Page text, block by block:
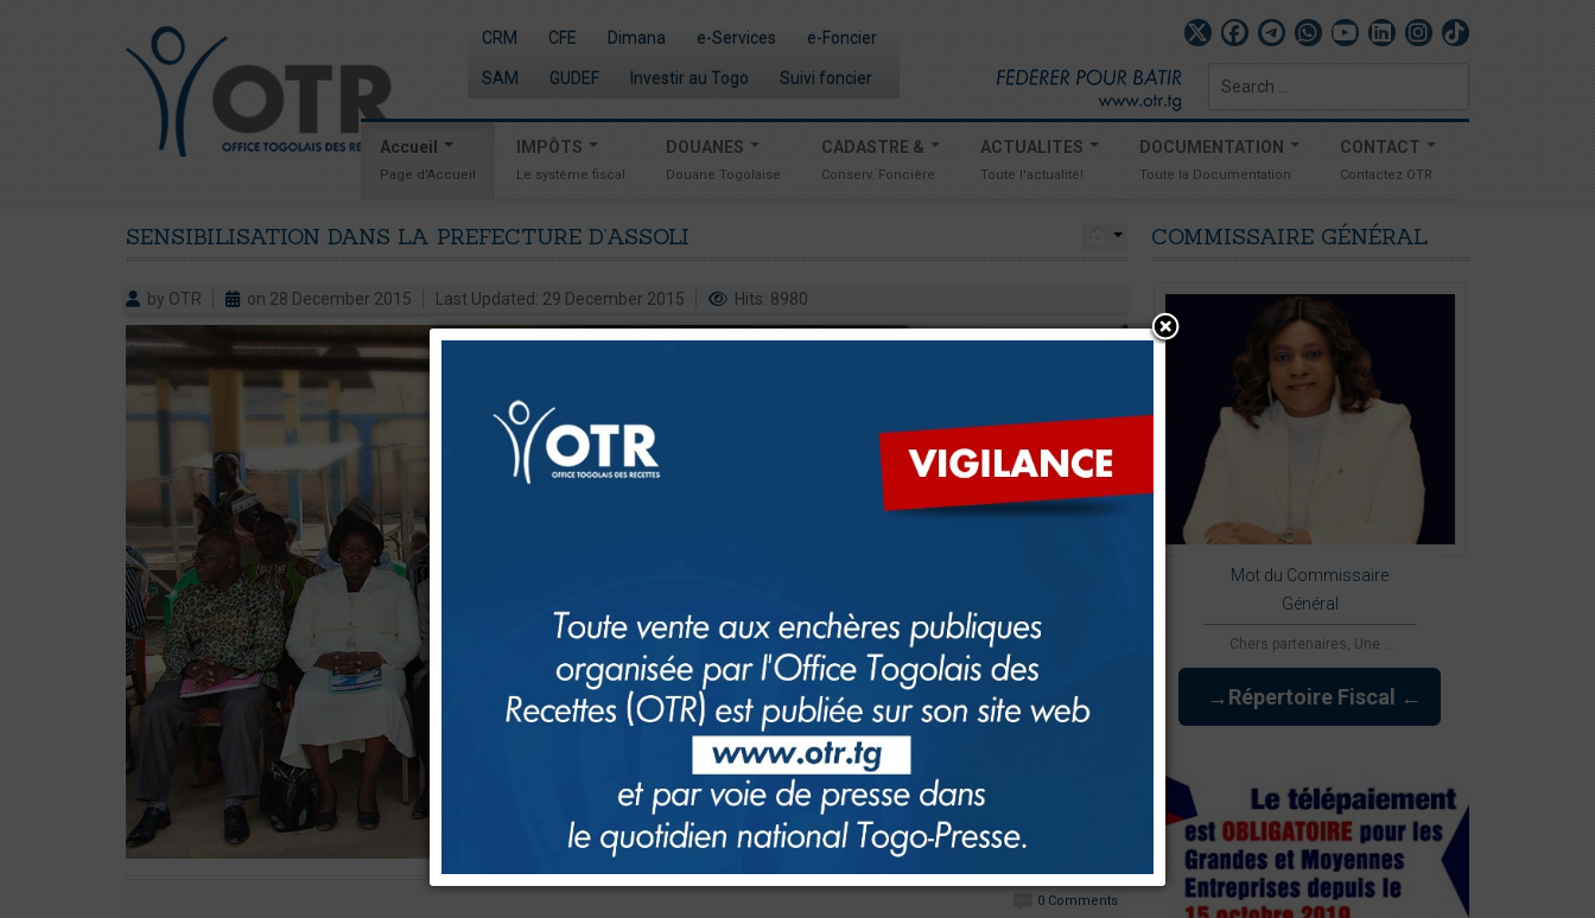
CRM CFE Dimana e-Services e-Foncier
SAM GUDEF Investir au Togo Suivi foncier
Search
Accueil
Page d'Accueil
IMPÔTS
Le système fiscal
DOUANES
Douane Togolaise
CADASTRE &
Conserv. Foncière
ACTUALITES
Toute l'actualité!
DOCUMENTATION
Toute la Documentation
CONTACT
Contactez OTR
SENSIBILISATION DANS LA PREFECTURE D’ASSOLI
by OTR on 28 December 2015 Last Updated: 29 December 2015 Hits: 8980
0 Comments
COMMISSAIRE GÉNÉRAL
Mot du Commissaire
Général
Chers partenaires, Une ...
→Répertoire Fiscal ←